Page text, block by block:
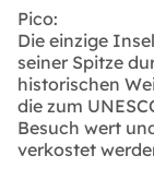
Pico:
Die einzige
seiner Spitze
historischen
die zum
Besuch wert
verkostet